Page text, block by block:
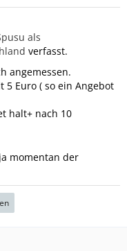
als
verfasst.
angemessen.
Euro ( so ein Angebot
halt+ nach 10
momentan der